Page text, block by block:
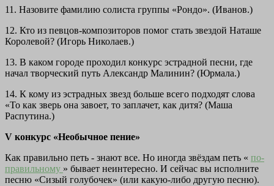
11. Назовите фамилию солиста группы «Рондо». (Иванов.)
12. Кто из певцов-композиторов помог стать звездой Наташе
Королевой? (Игорь Николаев.)
13. В каком городе проходил конкурс эстрадной песни, где
начал творческий путь Александр Малинин? (Юрмала.)
14. К кому из эстрадных звезд больше всего подходят слова
«То как зверь она завоет, то заплачет, как дитя? (Маша
Распутина.)
V конкурс «Необычное пение»
Как правильно петь - знают все. Но иногда звёздам петь « по-
правильному » бывает неинтересно. И сейчас вы исполните
песню «Сизый голубочек» (или какую-либо другую песню).